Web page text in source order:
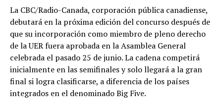
La CBC/Radio-Canada, corporación pública canadiense,
debutará en la próxima edición del concurso después de
que su incorporación como miembro de pleno derecho
de la UER fuera aprobada en la Asamblea General
celebrada el pasado 25 de junio. La cadena competirá
inicialmente en las semifinales y solo llegará a la gran
final si logra clasificarse, a diferencia de los países
integrados en el denominado Big Five.